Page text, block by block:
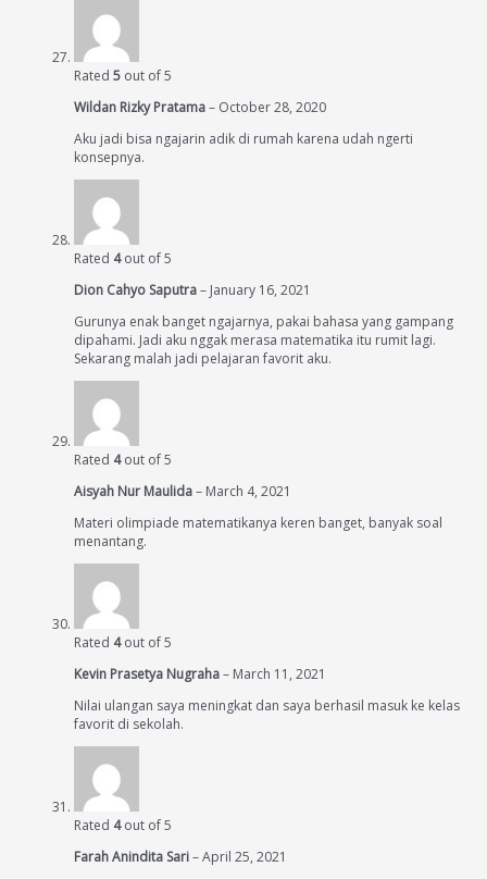
Rated 5 out of 5
Wildan Rizky Pratama– October 28, 2020
Aku jadi bisa ngajarin adik di rumah karena udah ngerti
konsepnya.
Rated 4out of 5
Dion Cahyo Saputra– January 16, 2021
Gurunya enak banget ngajarnya, pakai bahasa yang gampang
dipahami. Jadi aku nggak merasa matematika itu rumit lagi.
Sekarang malah jadi pelajaran favorit aku.
Rated 4out of 5
Aisyah Nur Maulida– March 4, 2021
Materi olimpiade matematikanya keren banget, banyak soal
menantang.
Rated 4out of 5
Kevin Prasetya Nugraha– March 11, 2021
Nilai ulangan saya meningkat dan saya berhasil masuk ke kelas
favorit di sekolah.
Rated 4out of 5
Farah Anindita Sari–April 25, 2021